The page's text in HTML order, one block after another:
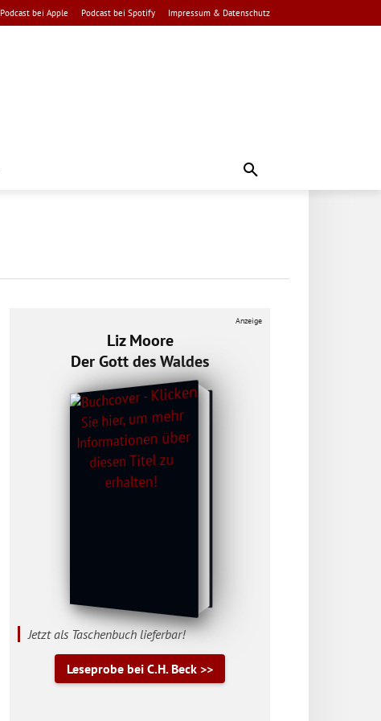
Podcast bei Apple Podcast bei Spotify Impressum & Datenschutz
Anzeige
Liz Moore
Der Gott des Waldes
Jetzt als Taschenbuch lieferbar!
Leseprobe bei C.H. Beck >>